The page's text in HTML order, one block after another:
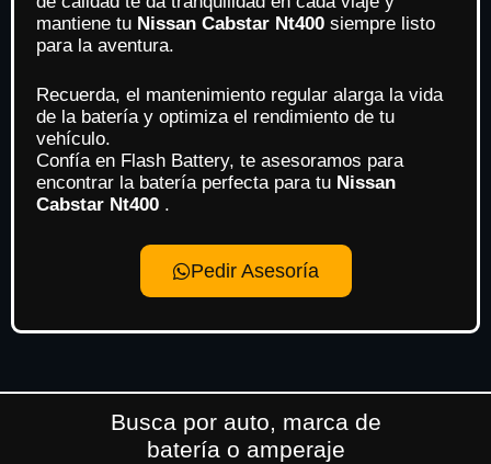
mantiene tu Nissan Cabstar Nt400 siempre listo
para la aventura.
Recuerda, el mantenimiento regular alarga la vida
de la batería y optimiza el rendimiento de tu
vehículo.
Confía en Flash Battery, te asesoramos para
encontrar la batería perfecta para tu Nissan
Cabstar Nt400 .
Pedir Asesoría
Busca por auto, marca de
batería o amperaje